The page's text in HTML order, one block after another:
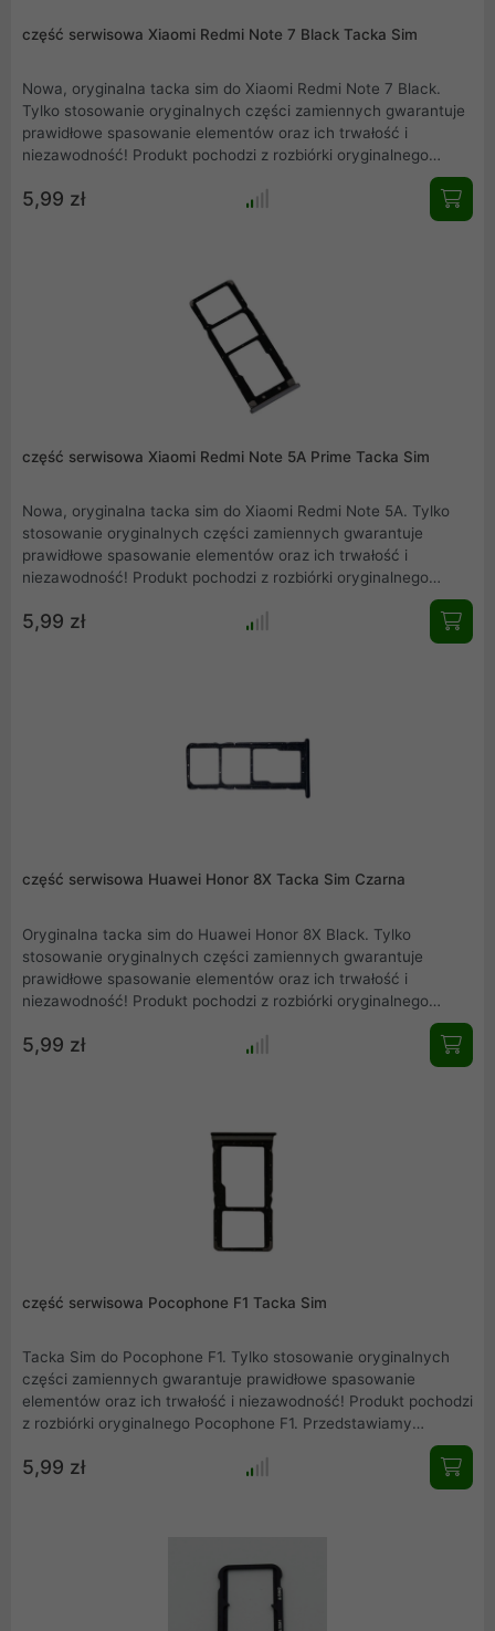
część serwisowa Xiaomi Redmi Note 7 Black Tacka Sim
Nowa, oryginalna tacka sim do Xiaomi Redmi Note 7 Black.
Tylko stosowanie oryginalnych części zamiennych gwarantuje
prawidłowe spasowanie elementów oraz ich trwałość i
niezawodność! Produkt pochodzi z rozbiórki oryginalnego
zdjęcie produktu. Mamy również w ofercie inne części
5,99 zł
część serwisowa Xiaomi Redmi Note 5A Prime Tacka Sim
Nowa, oryginalna tacka sim do Xiaomi Redmi Note 5A. Tylko
stosowanie oryginalnych części zamiennych gwarantuje
prawidłowe spasowanie elementów oraz ich trwałość i
niezawodność! Produkt pochodzi z rozbiórki oryginalnego
Xiaomi Redmi Note 5A. Przedstawiamy rzeczywiste zdjęcie
produktu. Mamy również w ofercie inne części serwisowe,
5,99 zł
część serwisowa Huawei Honor 8X Tacka Sim Czarna
Oryginalna tacka sim do Huawei Honor 8X Black. Tylko
stosowanie oryginalnych części zamiennych gwarantuje
prawidłowe spasowanie elementów oraz ich trwałość i
niezawodność! Produkt pochodzi z rozbiórki oryginalnego
5,99 zł
część serwisowa Pocophone F1 Tacka Sim
Tacka Sim do Pocophone F1. Tylko stosowanie oryginalnych
części zamiennych gwarantuje prawidłowe spasowanie
elementów oraz ich trwałość i niezawodność! Produkt pochodzi
z rozbiórki oryginalnego Pocophone F1. Przedstawiamy
rzeczywiste zdjęcie produktu. Mamy również w ofercie inne
części serwisowe, zapraszamy do zakupów.
5,99 zł